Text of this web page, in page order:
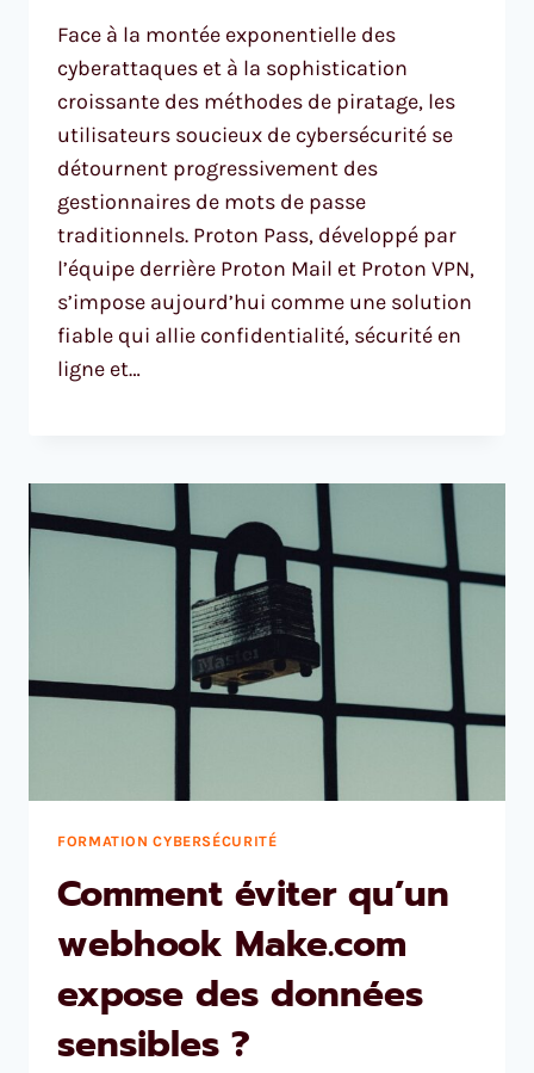
Face à la montée exponentielle des
cyberattaques et à la sophistication
croissante des méthodes de piratage, les
utilisateurs soucieux de cybersécurité se
détournent progressivement des
gestionnaires de mots de passe
traditionnels. Proton Pass, développé par
l’équipe derrière Proton Mail et Proton VPN,
s’impose aujourd’hui comme une solution
fiable qui allie confidentialité, sécurité en
ligne et…
FORMATION CYBERSÉCURITÉ
Comment éviter qu’un
webhook Make.com
expose des données
sensibles ?